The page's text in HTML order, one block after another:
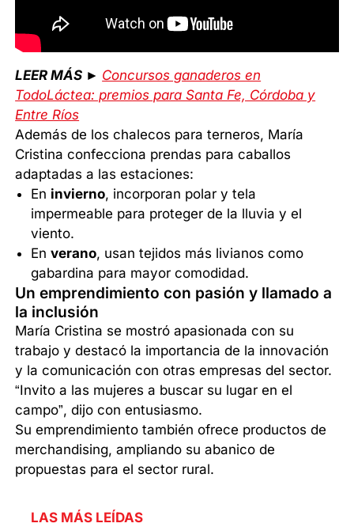
LEER MÁS ► Concursos ganaderos en
TodoLáctea: premios para Santa Fe, Córdoba y
Entre Ríos
Además de los chalecos para terneros, María
Cristina confecciona prendas para caballos
adaptadas a las estaciones:
En invierno, incorporan polar y tela
impermeable para proteger de la lluvia y el
viento.
Enverano, usan tejidos más livianos como
gabardina para mayor comodidad.
Un emprendimiento con pasión y llamado a
la inclusión
María Cristina se mostró apasionada con su
trabajo y destacó la importancia de la innovación
y la comunicación con otras empresas del sector.
“Invito a las mujeres a buscar su lugar en el
campo”, dijo con entusiasmo.
Su emprendimiento también ofrece productos de
merchandising, ampliando su abanico de
propuestas para el sector rural.
LAS MÁS LEÍDAS